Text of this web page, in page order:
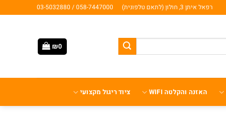
רפאל איתן 3, חולון (לתאם טלפונית) 058-7447000 / 03-5032880
₪0
האזנה והקלטה WIFI ציוד ריגול מקצועי